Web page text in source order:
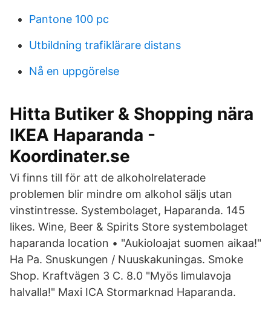
Pantone 100 pc
Utbildning trafiklärare distans
Nå en uppgörelse
Hitta Butiker & Shopping nära
IKEA Haparanda -
Koordinater.se
Vi finns till för att de alkoholrelaterade
problemen blir mindre om alkohol säljs utan
vinstintresse. Systembolaget, Haparanda. 145
likes. Wine, Beer & Spirits Store systembolaget
haparanda location • "Aukioloajat suomen aikaa!"
Ha Pa. Snuskungen / Nuuskakuningas. Smoke
Shop. Kraftvägen 3 C. 8.0 "Myös limulavoja
halvalla!" Maxi ICA Stormarknad Haparanda.